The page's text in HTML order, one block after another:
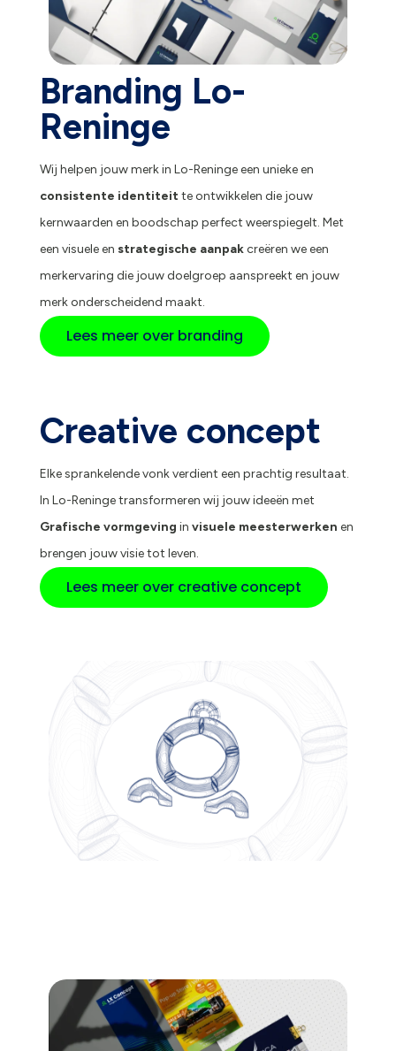
Branding Lo-
Reninge
Wij helpen jouw merk in Lo-Reninge een unieke en
consistente identiteitte ontwikkelen die jouw
kernwaarden en boodschap perfect weerspiegelt. Met
een visuele en strategische aanpakcreëren we een
merkervaring die jouw doelgroep aanspreekt en jouw
merk onderscheidend maakt.
Lees meer over branding
Creative concept
Elke sprankelende vonk verdient een prachtig resultaat.
In Lo-Reninge transformeren wij jouw ideeën met
Grafische vormgeving in visuele meesterwerken en
brengen jouw visie tot leven.
Lees meer over creative concept